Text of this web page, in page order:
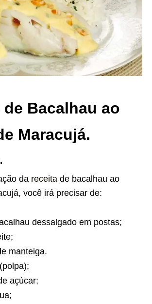
de Bacalhau ao
Maracujá.
da receita de bacalhau ao
você irá precisar de:
dessalgado em postas;
manteiga.
açúcar;